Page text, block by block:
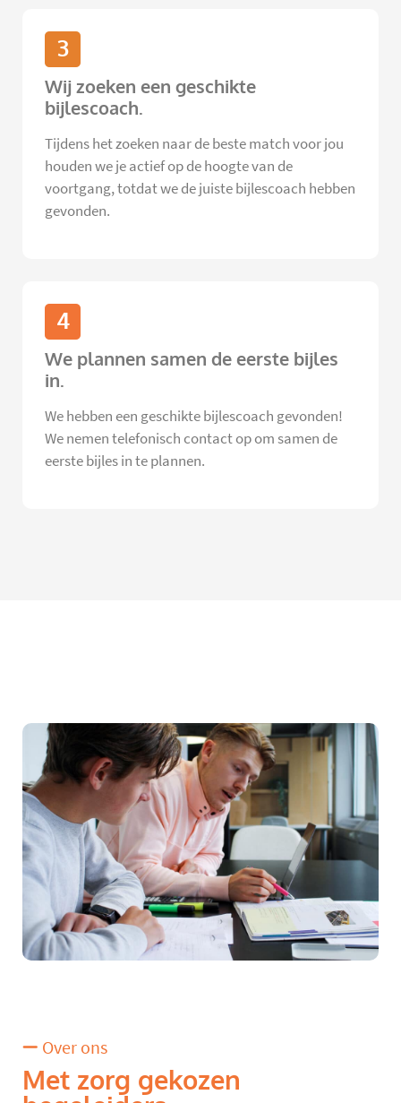
3
Wij zoeken een geschikte
bijlescoach.
Tijdens het zoeken naar de beste match voor jou
houden we je actief op de hoogte van de
voortgang, totdat we de juiste bijlescoach hebben
gevonden.
4
We plannen samen de eerste bijles
in.
We hebben een geschikte bijlescoach gevonden!
We nemen telefonisch contact op om samen de
eerste bijles in te plannen.
Over ons
Met zorg gekozen